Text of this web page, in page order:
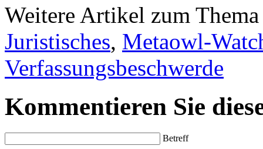
Weitere Artikel zum
Juristisches, Metaowl-
Verfassungsbeschwerde
Kommentieren Sie
Betreff